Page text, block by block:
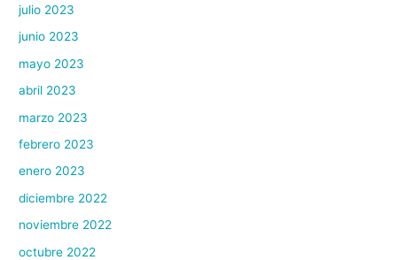
julio 2023
junio 2023
mayo 2023
abril 2023
marzo 2023
febrero 2023
enero 2023
diciembre 2022
noviembre 2022
octubre 2022